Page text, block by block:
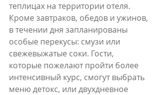
теплицах на территории отеля.
Кроме завтраков, обедов и ужинов,
в течении дня запланированы
особые перекусы: смузи или
свежевыжатые соки. Гости,
которые пожелают пройти более
интенсивный курс, смогут выбрать
меню детокс, или двухдневное